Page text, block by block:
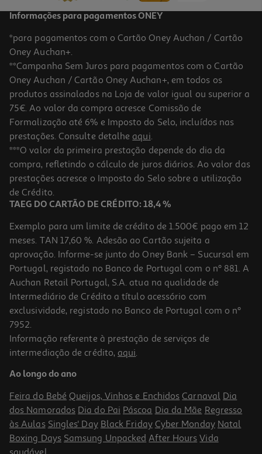
Caneca Sailor Moon
9.99 €/un
9,99 €
Caneca Stitch 3d
19.99 €/un
19,99 €
Informações para pagamentos ONEY
*para pagamentos com o Cartão Oney Auchan / Cartão
Oney Auchan+.
**Campanha Sem Juros para pagamentos com o Cartão
Oney Auchan / Cartão Oney Auchan+, em todos os
produtos assinalados na Loja de valor igual ou superior a
75€. Ao valor da compra acresce Comissão de
Formalização até 6% e Imposto do Selo, incluídos nas
prestações. Consulte detalhe aqui.
***O valor da primeira prestação depende do dia da
compra, refletindo o cálculo de juros diários. Ao valor das
prestações acresce o Imposto do Selo sobre a utilização
de Crédito.
TAEG DO CARTÃO DE CRÉDITO: 18,4 %
Exemplo para um limite de crédito de 1.500€ pago em 12
meses. TAN 17,60 %. Adesão ao Cartão sujeita a
aprovação. Informe-se junto do Oney Bank – Sucursal em
Portugal, registado no Banco de Portugal com o nº 881. A
Auchan Retail Portugal, S.A. atua na qualidade de
Intermediário de Crédito a título acessório com
exclusividade, registado no Banco de Portugal com o nº
7952.
Informação referente à prestação de serviços de
intermediação de crédito, aqui.
Ao longo do ano
Feira do Bebé Queijos, Vinhos e Enchidos Carnaval Dia
dos Namorados Dia do Pai Páscoa Dia da Mãe Regresso
às Aulas Singles' Day Black Friday Cyber Monday Natal
Boxing Days Samsung Unpacked After Hours Vida